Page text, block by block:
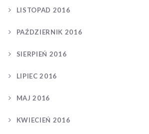
LISTOPAD 2016
PAŹDZIERNIK 2016
SIERPIEŃ 2016
LIPIEC 2016
MAJ 2016
KWIECIEŃ 2016